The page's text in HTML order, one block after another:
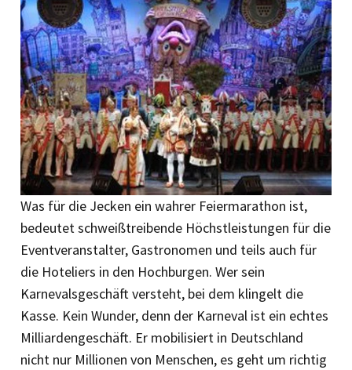
Was für die Jecken ein wahrer Feiermarathon ist,
bedeutet schweißtreibende Höchstleistungen für die
Eventveranstalter, Gastronomen und teils auch für
die Hoteliers in den Hochburgen. Wer sein
Karnevalsgeschäft versteht, bei dem klingelt die
Kasse. Kein Wunder, denn der Karneval ist ein echtes
Milliardengeschäft. Er mobilisiert in Deutschland
nicht nur Millionen von Menschen, es geht um richtig